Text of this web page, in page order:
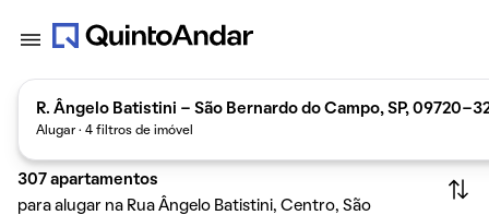
R. Ângelo Batistini - São Bernardo do Campo, SP, 09720-
Alugar · 4 filtros de imóvel
307 apartamentos
para alugar na Rua Ângelo Batistini, Centro, São